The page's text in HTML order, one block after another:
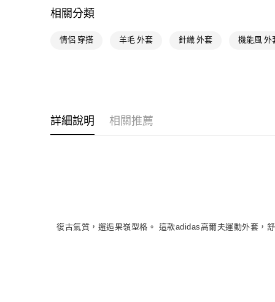
相關分類
情侶 穿搭 羊毛 外套 針織 外套 機能風 外
詳細說明 相關推薦
復古氣質，邂逅果嶺型格。 這款adidas高爾夫運動外套，